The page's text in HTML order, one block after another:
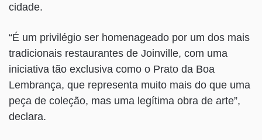
cidade.
“É um privilégio ser homenageado por um dos mais
tradicionais restaurantes de Joinville, com uma
iniciativa tão exclusiva como o Prato da Boa
Lembrança, que representa muito mais do que uma
peça de coleção, mas uma legítima obra de arte”,
declara.